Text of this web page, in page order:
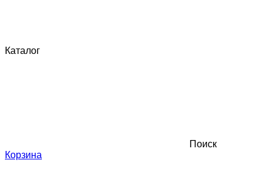
Каталог
Поиск
Корзина